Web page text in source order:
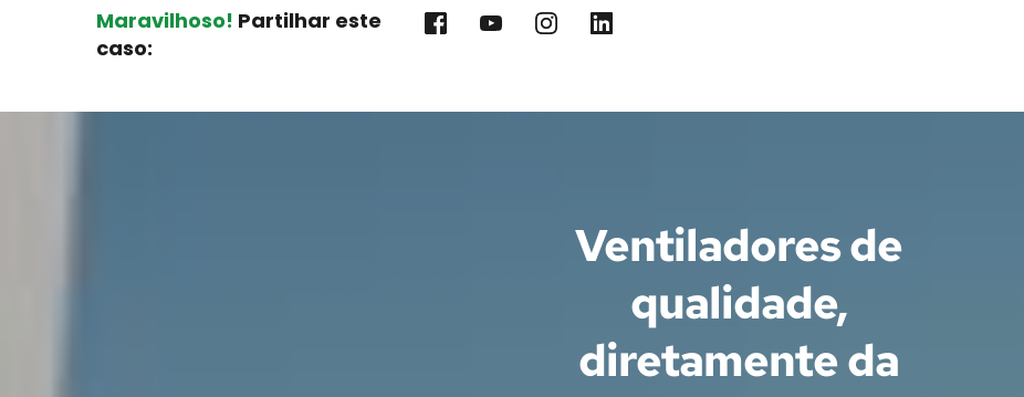
Maravilhoso! Partilhar este
caso:
Ventiladores de
qualidade,
diretamente da